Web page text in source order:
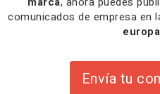
comunicados de empresa en
europa
Envía tu